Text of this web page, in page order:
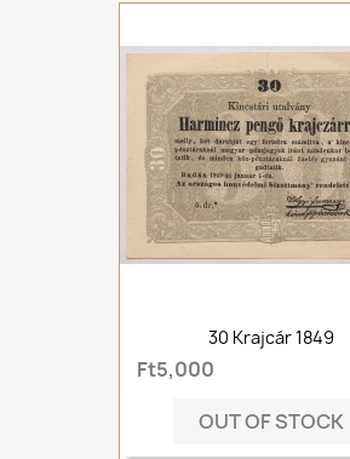
30 Krajcár 1849
Ft5,000
OUT OF STOCK